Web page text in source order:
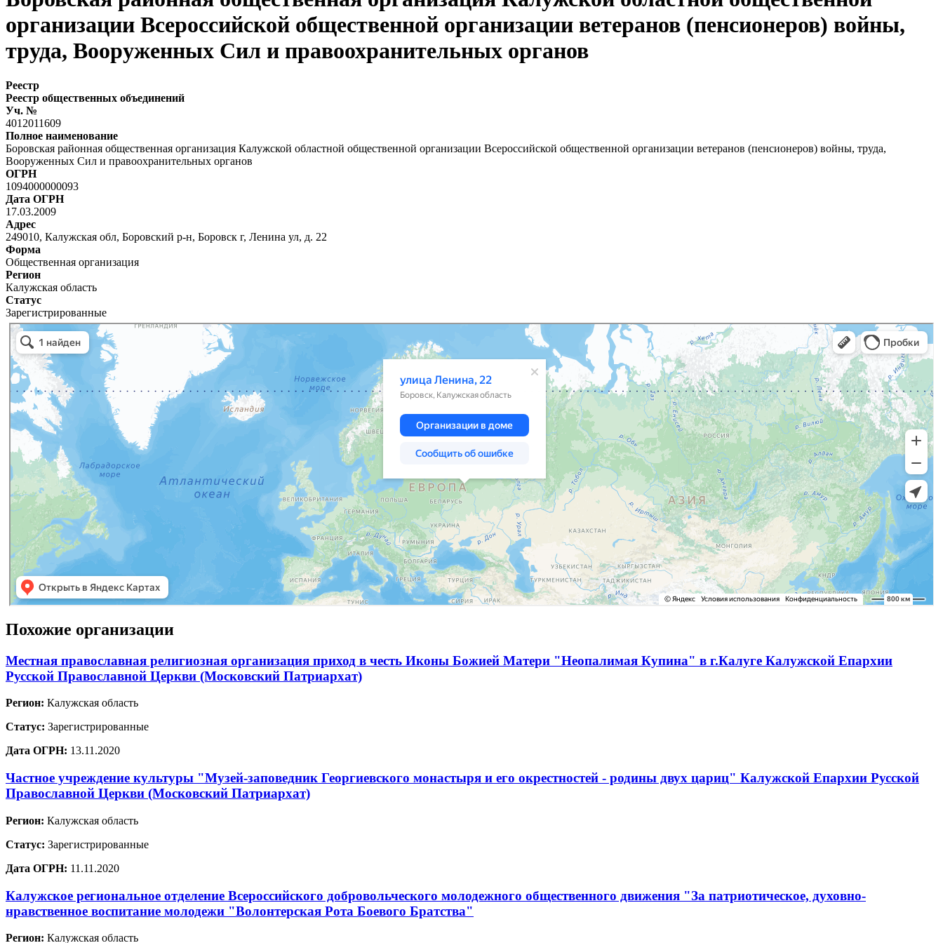
организации Всероссийской общественной организации ветеранов (пенсионеров) войны,
труда, Вооруженных Сил и правоохранительных органов
Реестр
Реестр общественных объединений
Уч. №
4012011609
Полное наименование
Боровская районная общественная организация Калужской областной общественной организации Всероссийской общественной организации ветеранов (пенсионеров) войны, труда,
Вооруженных Сил и правоохранительных органов
ОГРН
1094000000093
Дата ОГРН
17.03.2009
Адрес
249010, Калужская обл, Боровский р-н, Боровск г, Ленина ул, д. 22
Форма
Общественная организация
Регион
Калужская область
Статус
Зарегистрированные
Похожие организации
Местная православная религиозная организация приход в честь Иконы Божией Матери "Неопалимая Купина" в г.Калуге Калужской Епархии
Русской Православной Церкви (Московский Патриархат)
Регион: Калужская область
Статус: Зарегистрированные
Дата ОГРН: 13.11.2020
Частное учреждение культуры "Музей-заповедник Георгиевского монастыря и его окрестностей - родины двух цариц" Калужской Епархии Русской
Православной Церкви (Московский Патриархат)
Регион: Калужская область
Статус: Зарегистрированные
Дата ОГРН: 11.11.2020
Калужское региональное отделение Всероссийского добровольческого молодежного общественного движения "За патриотическое, духовно-
нравственное воспитание молодежи "Волонтерская Рота Боевого Братства"
Регион: Калужская область